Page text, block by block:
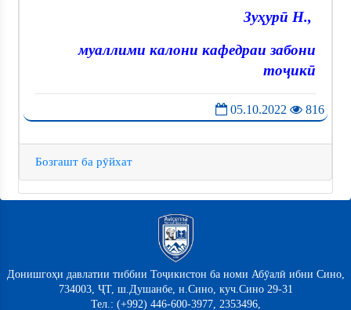
Зуҳурӣ Н.,
муаллими калони кафедраи забони
тоҷикӣ
05.10.2022 816
Бозгашт ба рӯйхат
Донишгоҳи давлатии тиббии Тоҷикистон ба номи Абӯалӣ ибни Сино,
734003, ҶТ, ш.Душанбе, н.Сино, куч.Сино 29-31
Тел.: (+992) 446-600-3977, 2353496,